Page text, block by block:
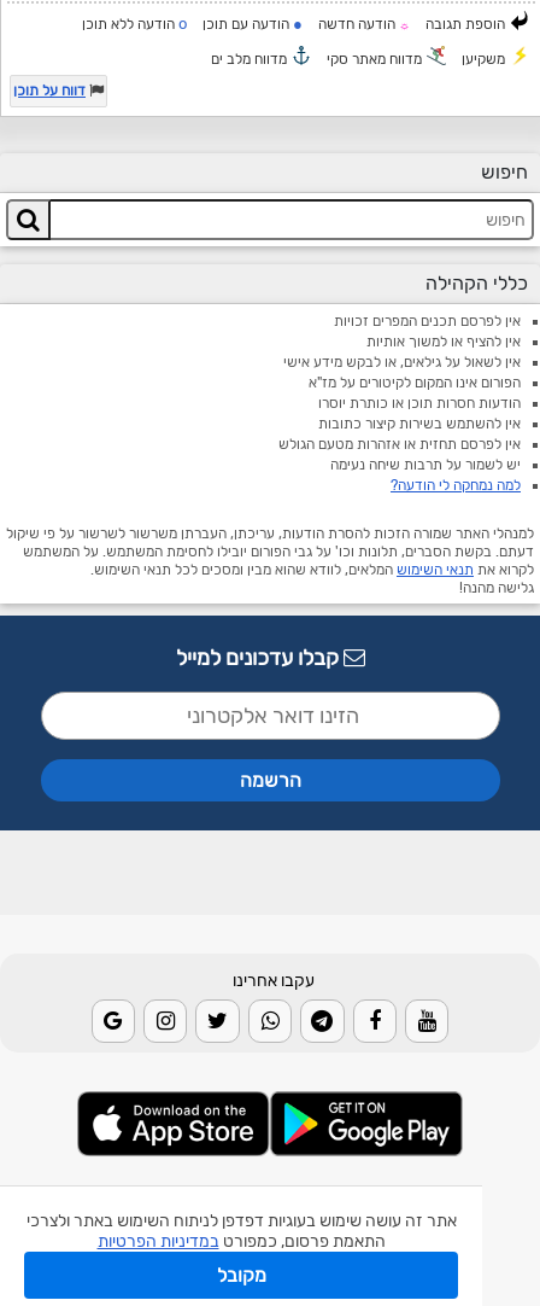
אתר זה עושה שימוש בעוגיות דפדפן לניתוח השימוש באתר ולצרכי
התאמת פרסום, כמפורטבמדיניות הפרטיות
מקובל
הוספת תגובה ☼ הודעה חדשה ● הודעה עם תוכן o הודעה ללא תוכן
משקיען מדווח מאתר סקי
מדווח מלב ים
דווח על תוכן
חיפוש
כללי הקהילה
אין לפרסם תכנים המפרים זכויות
אין להציף או למשוך אותיות
אין לשאול על גילאים, או לבקש מידע אישי
הפורום אינו המקום לקיטורים על מז"א
הודעות חסרות תוכן או כותרת יוסרו
אין להשתמש בשירות קיצור כתובות
אין לפרסם תחזית או אזהרות מטעם הגולש
יש לשמור על תרבות שיחה נעימה
למה נמחקה לי הודעה?
למנהלי האתר שמורה הזכות להסרת הודעות, עריכתן, העברתן משרשור לשרשור על פי שיקול
דעתם. בקשת הסברים, תלונות וכו' על גבי הפורום יובילו לחסימת המשתמש. על המשתמש
לקרוא את תנאי השימוש המלאים, לוודא שהוא מבין ומסכים לכל תנאי השימוש.
גלישה מהנה!
קבלו עדכונים למייל
עקבו אחרינו
אפליקצית מזג אוויר
אפליקצית רעידת אדמה